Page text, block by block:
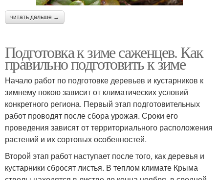
читать дальше →
Подготовка к зиме саженцев. Как
правильно подготовить к зиме
Начало работ по подготовке деревьев и кустарников к
зимнему покою зависит от климатических условий
конкретного региона. Первый этап подготовительных
работ проводят после сбора урожая. Сроки его
проведения зависят от территориального расположения
растений и их сортовых особенностей.
Второй этап работ наступает после того, как деревья и
кустарники сбросят листья. В теплом климате Крыма